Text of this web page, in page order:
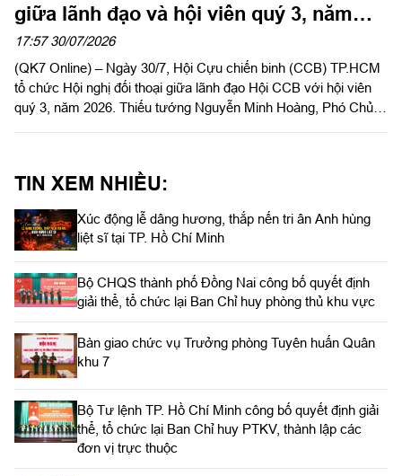
giữa lãnh đạo và hội viên quý 3, năm
2026
17:57 30/07/2026
(QK7 Online) – Ngày 30/7, Hội Cựu chiến binh (CCB) TP.HCM
tổ chức Hội nghị đối thoại giữa lãnh đạo Hội CCB với hội viên
quý 3, năm 2026. Thiếu tướng Nguyễn Minh Hoàng, Phó Chủ
TIN XEM NHIỀU:
Xúc động lễ dâng hương, thắp nến tri ân Anh hùng
liệt sĩ tại TP. Hồ Chí Minh
Bộ CHQS thành phố Đồng Nai công bố quyết định
giải thể, tổ chức lại Ban Chỉ huy phòng thủ khu vực
Bàn giao chức vụ Trưởng phòng Tuyên huấn Quân
khu 7
Bộ Tư lệnh TP. Hồ Chí Minh công bố quyết định giải
thể, tổ chức lại Ban Chỉ huy PTKV, thành lập các
đơn vị trực thuộc